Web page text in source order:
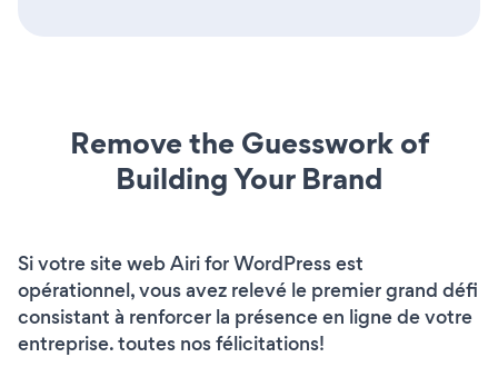
Remove the Guesswork of
Building Your Brand
Si votre site web Airi for WordPress est
opérationnel, vous avez relevé le premier grand défi
consistant à renforcer la présence en ligne de votre
entreprise. toutes nos félicitations!